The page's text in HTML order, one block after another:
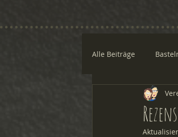
Alle Beiträge
Forschen &